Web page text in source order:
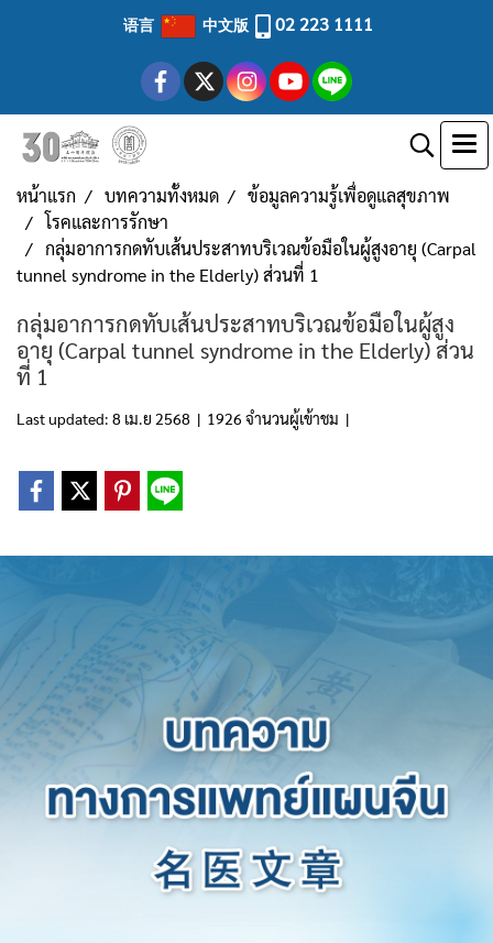
语言 中文版 02 223 1111
หน้าแรก บทความทั้งหมด
ข้อมูลความรู้เพื่อดูแลสุขภาพ
โรคและการรักษา
กลุ่มอาการกดทับเส้นประสาทบริเวณข้อมือในผู้สูงอายุ (Carpal
tunnel syndrome in the Elderly) ส่วนที่ 1
กลุ่มอาการกดทับเส้นประสาทบริเวณข้อมือในผู้สูง
อายุ (Carpal tunnel syndrome in the Elderly) ส่วน
ที่ 1
Last updated: 8 เม.ย 2568 | 1926 จำนวนผู้เข้าชม |